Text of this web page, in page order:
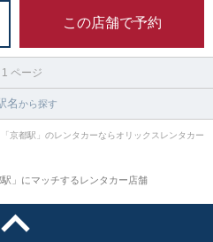
この店舗で予約
1 ページ
名から探す
京都駅」のレンタカーならオリックスレンタカー
」にマッチするレンタカー店舗